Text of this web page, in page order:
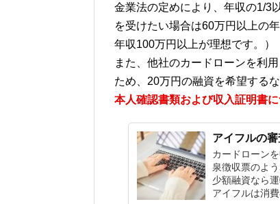
金業法の定めにより、年収の1/3
を受けたい場合は60万円以上の
年収100万円以上が理想です。）
また、他社のカードローンを利
ため、20万円の融資を希望する
本人確認書類および収入証明書
アイフルの
カードローン
泉徴収票のよ
少額融資なら
アイフルは消費